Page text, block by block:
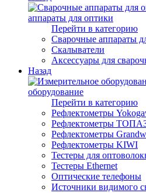
аппараты для оптики
Перейти в категорию
Сварочные аппараты
Скалыватели
Аксессуары для
Назад
оборудование
Перейти в категорию
Рефлектометры
Рефлектометры
Рефлектометры
Рефлектометры KIWI
Тестеры для
Тестеры Ethernet
Оптические телефоны
Источники видимого